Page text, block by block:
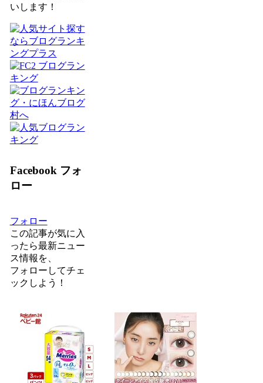
いします！
Facebook フォ
ロー
フォロー
この記事が気に入
ったら最新ニュー
ス情報を、
フォロー してチェ
ックしよう！